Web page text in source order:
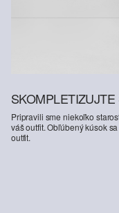
Pripravili sme niekoľko
váš outfit. Obľúbený kúsok
outfit.